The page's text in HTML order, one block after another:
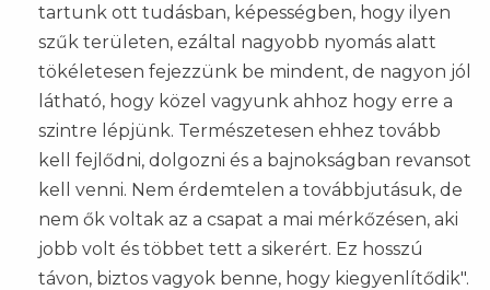
tartunk ott tudásban, képességben, hogy ilyen
szűk területen, ezáltal nagyobb nyomás alatt
tökéletesen fejezzünk be mindent, de nagyon jól
látható, hogy közel vagyunk ahhoz hogy erre a
szintre lépjünk. Természetesen ehhez tovább
kell fejlődni, dolgozni és a bajnokságban revansot
kell venni. Nem érdemtelen a továbbjutásuk, de
nem ők voltak az a csapat a mai mérkőzésen, aki
jobb volt és többet tett a sikerért. Ez hosszú
távon, biztos vagyok benne, hogy kiegyenlítődik".